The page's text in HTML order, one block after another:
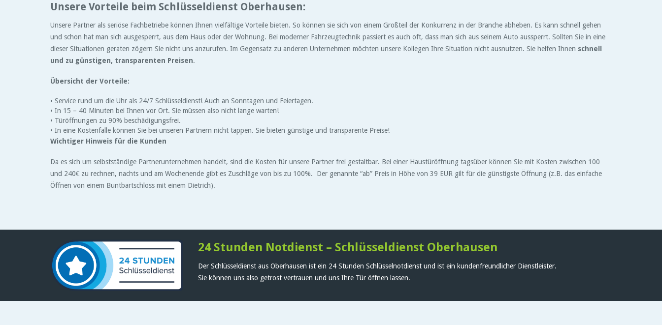
Unsere Vorteile beim Schlüsseldienst Oberhausen:
Unsere Partner als seriöse Fachbetriebe können Ihnen vielfältige Vorteile bieten. So können sie sich von einem Großteil der Konkurrenz in der Branche abheben. Es kann schnell gehen
und schon hat man sich ausgesperrt, aus dem Haus oder der Wohnung. Bei moderner Fahrzeugtechnik passiert es auch oft, dass man sich aus seinem Auto aussperrt. Sollten Sie in eine
dieser Situationen geraten zögern Sie nicht uns anzurufen. Im Gegensatz zu anderen Unternehmen möchten unsere Kollegen Ihre Situation nicht ausnutzen. Sie helfen Ihnen schnell
und zu günstigen, transparenten Preisen.
Übersicht der Vorteile:
• Service rund um die Uhr als 24/7 Schlüsseldienst! Auch an Sonntagen und Feiertagen.
• In 15 – 40 Minuten bei Ihnen vor Ort. Sie müssen also nicht lange warten!
• Türöffnungen zu 90% beschädigungsfrei.
• In eine Kostenfalle können Sie bei unseren Partnern nicht tappen. Sie bieten günstige und transparente Preise!
Wichtiger Hinweis für die Kunden
Da es sich um selbstständige Partnerunternehmen handelt, sind die Kosten für unsere Partner frei gestaltbar. Bei einer Haustüröffnung tagsüber können Sie mit Kosten zwischen 100
und 240€ zu rechnen, nachts und am Wochenende gibt es Zuschläge von bis zu 100%. Der genannte “ab” Preis in Höhe von 39 EUR gilt für die günstigste Öffnung (z.B. das einfache
Öffnen von einem Buntbartschloss mit einem Dietrich).
24 Stunden Notdienst – Schlüsseldienst Oberhausen
Der Schlüsseldienst aus Oberhausen ist ein 24 Stunden Schlüsselnotdienst und ist ein kundenfreundlicher Dienstleister.
Sie können uns also getrost vertrauen und uns Ihre Tür öffnen lassen.